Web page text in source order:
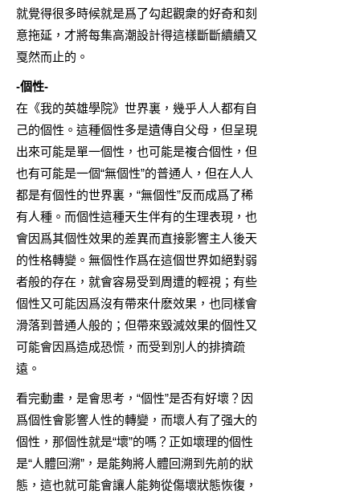
就覺得很多時候就是爲了勾起觀衆的好奇和刻
意拖延，才將每集高潮設計得這樣斷斷續續又
戛然而止的。
-個性-
在《我的英雄學院》世界裏，幾乎人人都有自
己的個性。這種個性多是遺傳自父母，但呈現
出來可能是單一個性，也可能是複合個性，但
也有可能是一個“無個性”的普通人，但在人人
都是有個性的世界裏，“無個性”反而成爲了稀
有人種。而個性這種天生伴有的生理表現，也
會因爲其個性效果的差異而直接影響主人後天
的性格轉變。無個性作爲在這個世界如絕對弱
者般的存在，就會容易受到周遭的輕視；有些
個性又可能因爲沒有帶來什麽效果，也同樣會
滑落到普通人般的；但帶來毀滅效果的個性又
可能會因爲造成恐慌，而受到別人的排擠疏
遠。
看完動畫，是會思考，“個性”是否有好壞？因
爲個性會影響人性的轉變，而壞人有了强大的
個性，那個性就是“壞”的嗎？正如壞理的個性
是“人體回溯”，是能夠將人體回溯到先前的狀
態，這也就可能會讓人能夠從傷壞狀態恢復，